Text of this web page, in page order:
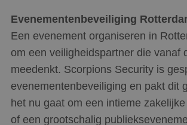
Evenementenbeveiliging
Een evenement organiseren in
om een veiligheidspartner die vanaf
meedenkt. Scorpions Security is
evenementenbeveiliging en pakt dit
het nu gaat om een intieme
of een grootschalig